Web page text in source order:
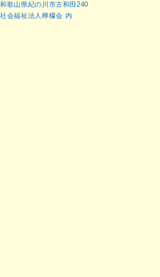
和歌山県紀の川市古和田240
社会福祉法人檸檬会 内